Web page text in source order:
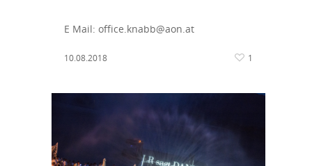
E Mail: office.knabb@aon.at
10.08.2018 1